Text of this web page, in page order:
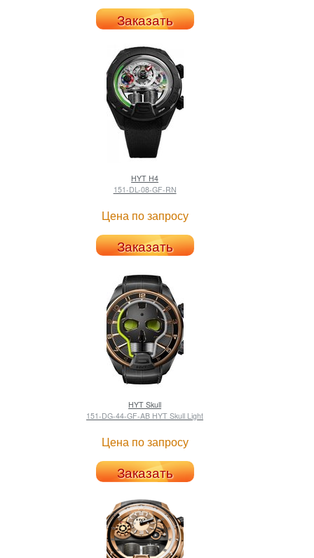
Заказать
HYT H4
151-DL-08-GF-RN
Цена по запросу
Заказать
HYT Skull
151-DG-44-GF-AB HYT Skull Light
Цена по запросу
Заказать